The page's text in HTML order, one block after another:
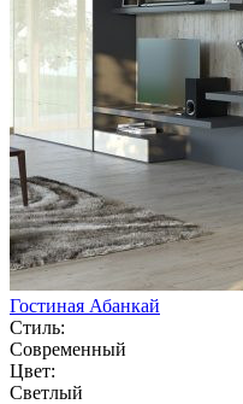
Гостиная Абанкай
Стиль:
Современный
Цвет:
Светлый